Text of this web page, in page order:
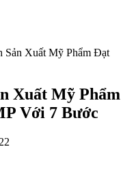
Sản Xuất Mỹ Phẩm Đạt
Xuất Mỹ Phẩm
Với 7 Bước